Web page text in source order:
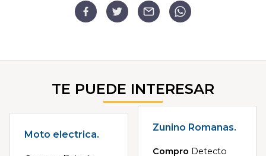
TE PUEDE INTERESAR
Moto electrica.
Zunino Romanas.
Compro Detecto